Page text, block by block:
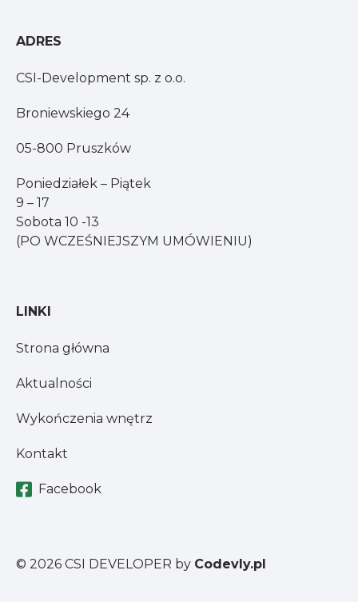
ADRES
CSI-Development sp. z o.o.
Broniewskiego 24
05-800 Pruszków
Poniedziałek – Piątek
9 – 17
Sobota 10 -13
(PO WCZEŚNIEJSZYM UMÓWIENIU)
LINKI
Strona główna
Aktualności
Wykończenia wnętrz
Kontakt
Facebook
© 2026 CSI DEVELOPER by Codevly.pl